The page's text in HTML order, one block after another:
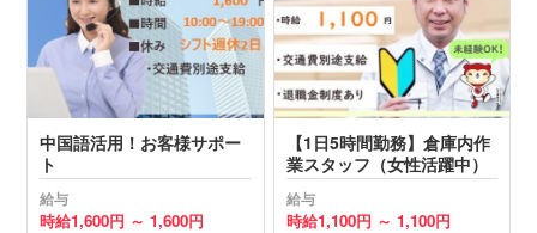
中国語活用！お客様サポー
ト
給与
時給1,600円 ～ 1,600円
【1日5時間勤務】倉庫内作
業スタッフ（女性活躍中）
給与
時給1,100円 ～ 1,100円